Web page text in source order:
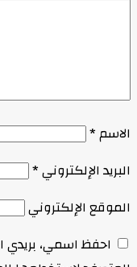
الاسم*
البريد الإلكتروني*
الموقع الإلكتروني
احفظ اسمي، بريدي